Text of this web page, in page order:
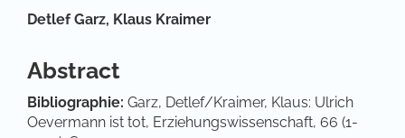
Hauptsächlicher Artikelinhalt
Detlef Garz, Klaus Kraimer
Abstract
Bibliographie: Garz, Detlef/Kraimer, Klaus: Ulrich
Oevermann ist tot, Erziehungswissenschaft, 66 (1-